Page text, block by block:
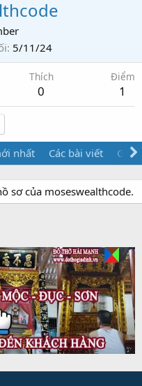
5/11/24
Thích
0
Điểm
1
nhất Các bài viết Giới
sơ của moseswealthcode.